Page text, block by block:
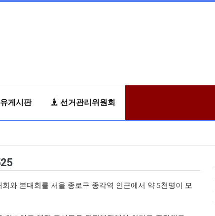
게시판 선거관리위원회
와 본대회를 서울 종로구 종각역 인근에서 약 5천명이 모